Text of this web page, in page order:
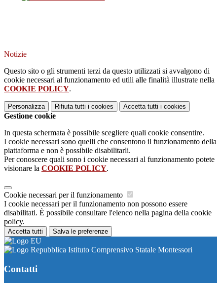
Notizie
Questo sito o gli strumenti terzi da questo utilizzati si avvalgono di
cookie necessari al funzionamento ed utili alle finalità illustrate nella
COOKIE POLICY.
Personalizza Rifiuta tutti i cookies Accetta tutti i cookies
Gestione cookie
In questa schermata è possibile scegliere quali cookie consentire.
I cookie necessari sono quelli che consentono il funzionamento della
piattaforma e non è possibile disabilitarli.
Per conoscere quali sono i cookie necessari al funzionamento potete
visionare la COOKIE POLICY.
Cookie necessari per il funzionamento
I cookie necessari per il funzionamento non possono essere
disabilitati. È possibile consultare l'elenco nella pagina della cookie
policy.
Accetta tutti Salva le preferenze
Istituto Comprensivo Statale Montessori
Contatti